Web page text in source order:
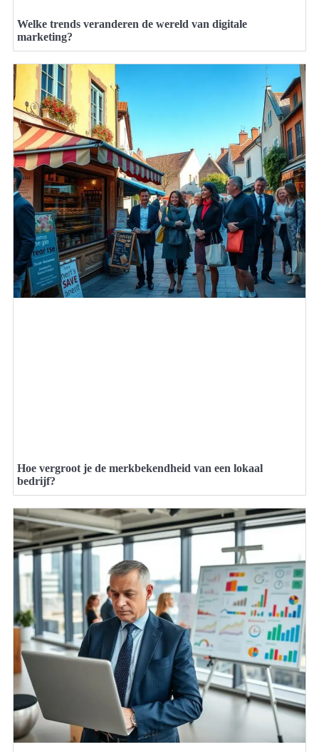
Welke trends veranderen de wereld van digitale
marketing?
Hoe vergroot je de merkbekendheid van een lokaal
bedrijf?